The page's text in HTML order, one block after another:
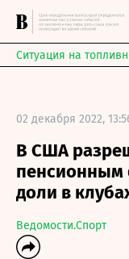
Ситуация на
02 декабря 2022,
В США
пенсионным
доли в
Ведомости.Спорт